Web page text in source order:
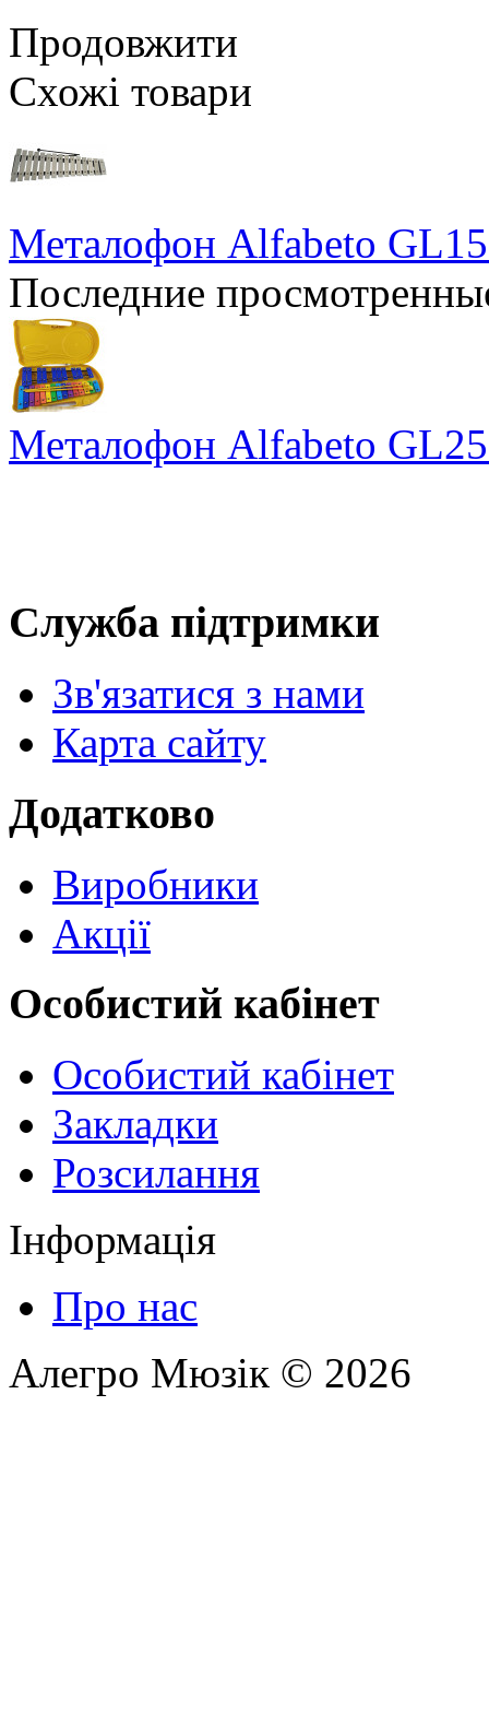
Продовжити
Схожі товари
Металофон Alfabeto
Последние
Металофон Alfabeto
Служба підтримки
Зв'язатися з нами
Карта сайту
Додатково
Виробники
Акції
Особистий кабінет
Особистий кабінет
Закладки
Розсилання
Інформація
Про нас
Алегро Мюзік © 2026